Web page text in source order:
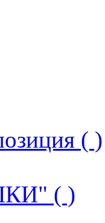
( )
( )